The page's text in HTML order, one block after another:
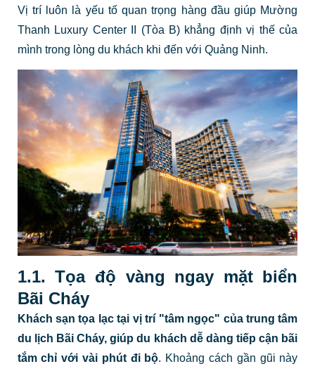
Vị trí luôn là yếu tố quan trọng hàng đầu giúp Mường
Thanh Luxury Center II (Tòa B) khẳng định vị thế của
mình trong lòng du khách khi đến với Quảng Ninh.
1.1. Tọa độ vàng ngay mặt biển
Bãi Cháy
Khách sạn tọa lạc tại vị trí "tâm ngọc" của trung tâm
du lịch Bãi Cháy, giúp du khách dễ dàng tiếp cận bãi
tắm chỉ với vài phút đi bộ. Khoảng cách gần gũi này